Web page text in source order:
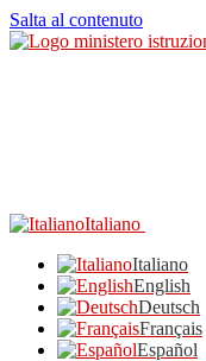
Salta al contenuto
Italiano
Italiano
English
Deutsch
Français
Español